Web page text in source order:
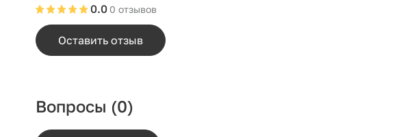
0 отзывов
0.0
Оставить отзыв
Вопросы (0)